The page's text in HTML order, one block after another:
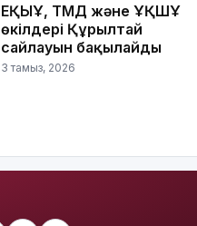
ЕҚЫҰ, ТМД және ҰҚШҰ
өкілдері Құрылтай
сайлауын бақылайды
3 тамыз, 2026